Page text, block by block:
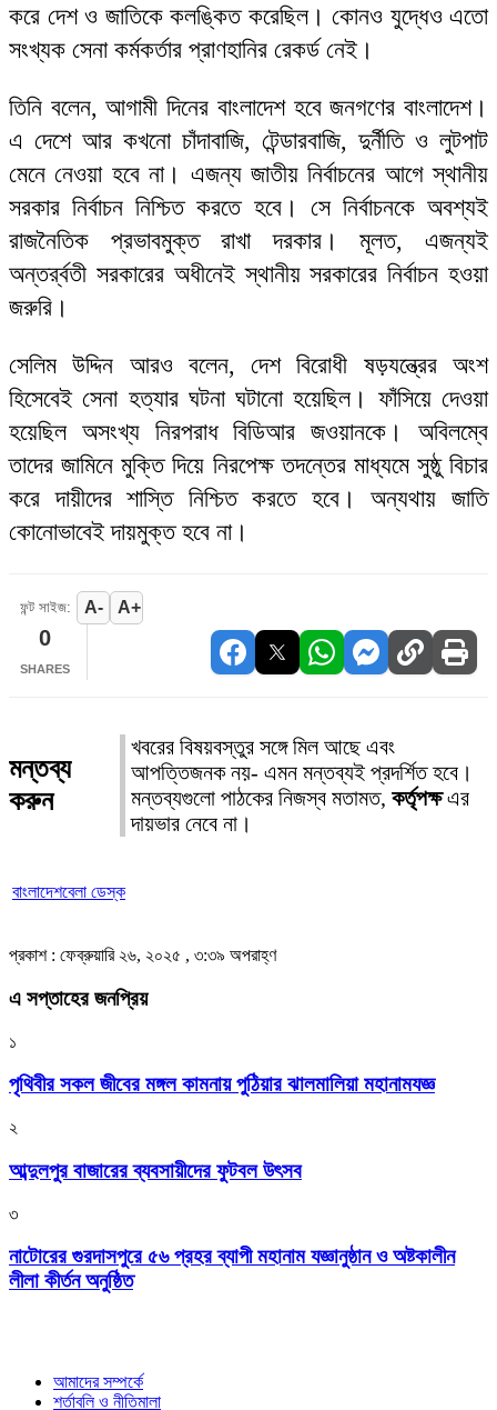
করে দেশ ও জাতিকে কলঙ্কিত করেছিল। কোনও যুদ্ধেও এতো
সংখ্যক সেনা কর্মকর্তার প্রাণহানির রেকর্ড নেই।
তিনি বলেন, আগামী দিনের বাংলাদেশ হবে জনগণের বাংলাদেশ।
এ দেশে আর কখনো চাঁদাবাজি, টেন্ডারবাজি, দুর্নীতি ও লুটপাট
মেনে নেওয়া হবে না। এজন্য জাতীয় নির্বাচনের আগে স্থানীয়
সরকার নির্বাচন নিশ্চিত করতে হবে। সে নির্বাচনকে অবশ্যই
রাজনৈতিক প্রভাবমুক্ত রাখা দরকার। মূলত, এজন্যই
অন্তর্র্বতী সরকারের অধীনেই স্থানীয় সরকারের নির্বাচন হওয়া
জরুরি।
সেলিম উদ্দিন আরও বলেন, দেশ বিরোধী ষড়যন্ত্রের অংশ
হিসেবেই সেনা হত্যার ঘটনা ঘটানো হয়েছিল। ফাঁসিয়ে দেওয়া
হয়েছিল অসংখ্য নিরপরাধ বিডিআর জওয়ানকে। অবিলম্বে
তাদের জামিনে মুক্তি দিয়ে নিরপেক্ষ তদন্তের মাধ্যমে সুষ্ঠু বিচার
করে দায়ীদের শাস্তি নিশ্চিত করতে হবে। অন্যথায় জাতি
কোনোভাবেই দায়মুক্ত হবে না।
ফন্ট সাইজ: A- A+
0
SHARES
মন্তব্য
করুন
খবরের বিষয়বস্তুর সঙ্গে মিল আছে এবং
আপত্তিজনক নয়- এমন মন্তব্যই প্রদর্শিত হবে।
মন্তব্যগুলো পাঠকের নিজস্ব মতামত, কর্তৃপক্ষএর
দায়ভার নেবে না।
বাংলাদেশবেলা ডেস্ক
প্রকাশ : ফেব্রুয়ারি ২৬, ২০২৫ , ৩:৩৯ অপরাহ্ণ
এ সপ্তাহের জনপ্রিয়
১
পৃথিবীর সকল জীবের মঙ্গল কামনায় পুঠিয়ার ঝালমালিয়া মহানামযজ্ঞ
২
আব্দুলপুর বাজারের ব্যবসায়ীদের ফুটবল উৎসব
৩
নাটোরের গুরদাসপুরে ৫৬ প্রহর ব্যাপী মহানাম যজ্ঞানুষ্ঠান ও অষ্টকালীন
লীলা কীর্তন অনুষ্ঠিত
আমাদের সম্পর্কে
শর্তাবলি ও নীতিমালা